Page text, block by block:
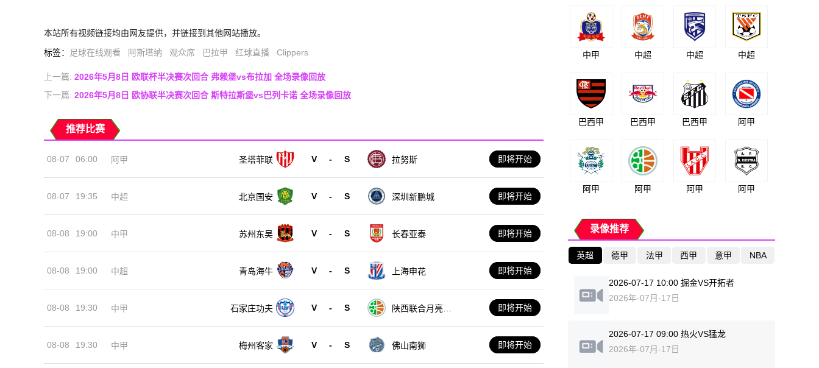
本站所有视频链接均由网友提供，并链接到其他网站播放。
标签： 足球在线观看 阿斯塔纳 观众席 巴拉甲 红球直播 Clippers
上一篇: 2026年5月8日 欧联杯半决赛次回合 弗赖堡vs布拉加 全场录像回放
下一篇: 2026年5月8日 欧协联半决赛次回合 斯特拉斯堡vs巴列卡诺 全场录像回放
推荐比赛
08-07 06:00 阿甲 圣塔菲联 V - S 拉努斯 即将开始
08-07 19:35 中超 北京国安 V - S 深圳新鹏城 即将开始
08-08 19:00 中甲 苏州东吴 V - S 长春亚泰 即将开始
08-08 19:00 中超 青岛海牛 V - S 上海申花 即将开始
08-08 19:30 中甲 石家庄功夫 V - S
陕西联合月亮泊
即将开始
08-08 19:30 中甲 梅州客家 V - S 佛山南狮 即将开始
中甲 中超 中超 中超
巴西甲 巴西甲 巴西甲 阿甲
阿甲 阿甲 阿甲 阿甲
录像推荐
英超 德甲 法甲 西甲 意甲 NBA
2026-07-17 10:00 掘金VS开拓者
2026年-07月-17日
2026-07-17 09:00 热火VS猛龙
2026年-07月-17日